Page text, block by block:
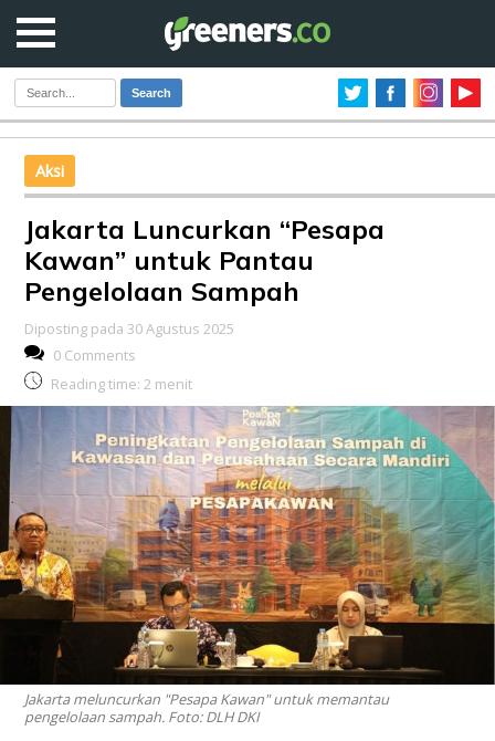
Search
Aksi
Jakarta Luncurkan “Pesapa
Kawan” untuk Pantau
Pengelolaan Sampah
Diposting pada 30 Agustus 2025
0 Comments
Reading time: 2 menit
Jakarta meluncurkan "Pesapa Kawan" untuk memantau
pengelolaan sampah. Foto: DLH DKI